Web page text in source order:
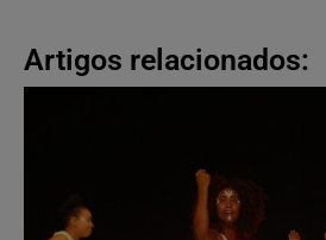
Artigos relacionados: